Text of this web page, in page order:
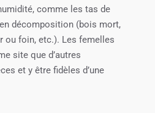
comme les tas de
décomposition (bois mort,
ou foin, etc.). Les femelles
site que d’autres
et y être fidèles d’une